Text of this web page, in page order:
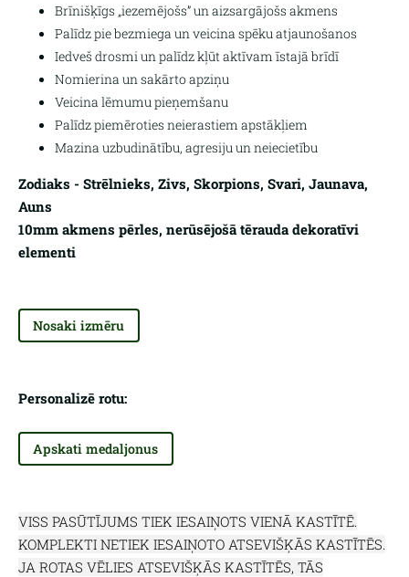
Brīnišķīgs „iezemējošs” un aizsargājošs akmens
Palīdz pie bezmiega un veicina spēku atjaunošanos
Iedveš drosmi un palīdz kļūt aktīvam īstajā brīdī
Nomierina un sakārto apziņu
Veicina lēmumu pieņemšanu
Palīdz piemēroties neierastiem apstākļiem
Mazina uzbudinātību, agresiju un neiecietību
Zodiaks - Strēlnieks, Zivs, Skorpions, Svari, Jaunava,
Auns
10mm akmens pērles, nerūsējošā tērauda dekoratīvi
elementi
Nosaki izmēru
Personalizē rotu:
Apskati medaljonus
VISS PASŪTĪJUMS TIEK IESAIŅOTS VIENĀ KASTĪTĒ.
KOMPLEKTI NETIEK IESAIŅOTO ATSEVIŠĶĀS KASTĪTĒS.
JA ROTAS VĒLIES ATSEVIŠĶĀS KASTĪTĒS, TĀS